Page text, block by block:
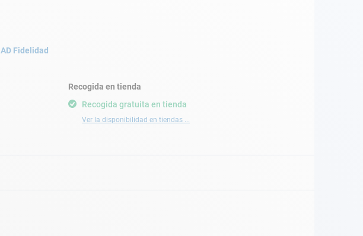
AD Fidelidad
Recogida gratuita en tienda
Ver la disponibilidad en tiendas ...
Recogida en tienda